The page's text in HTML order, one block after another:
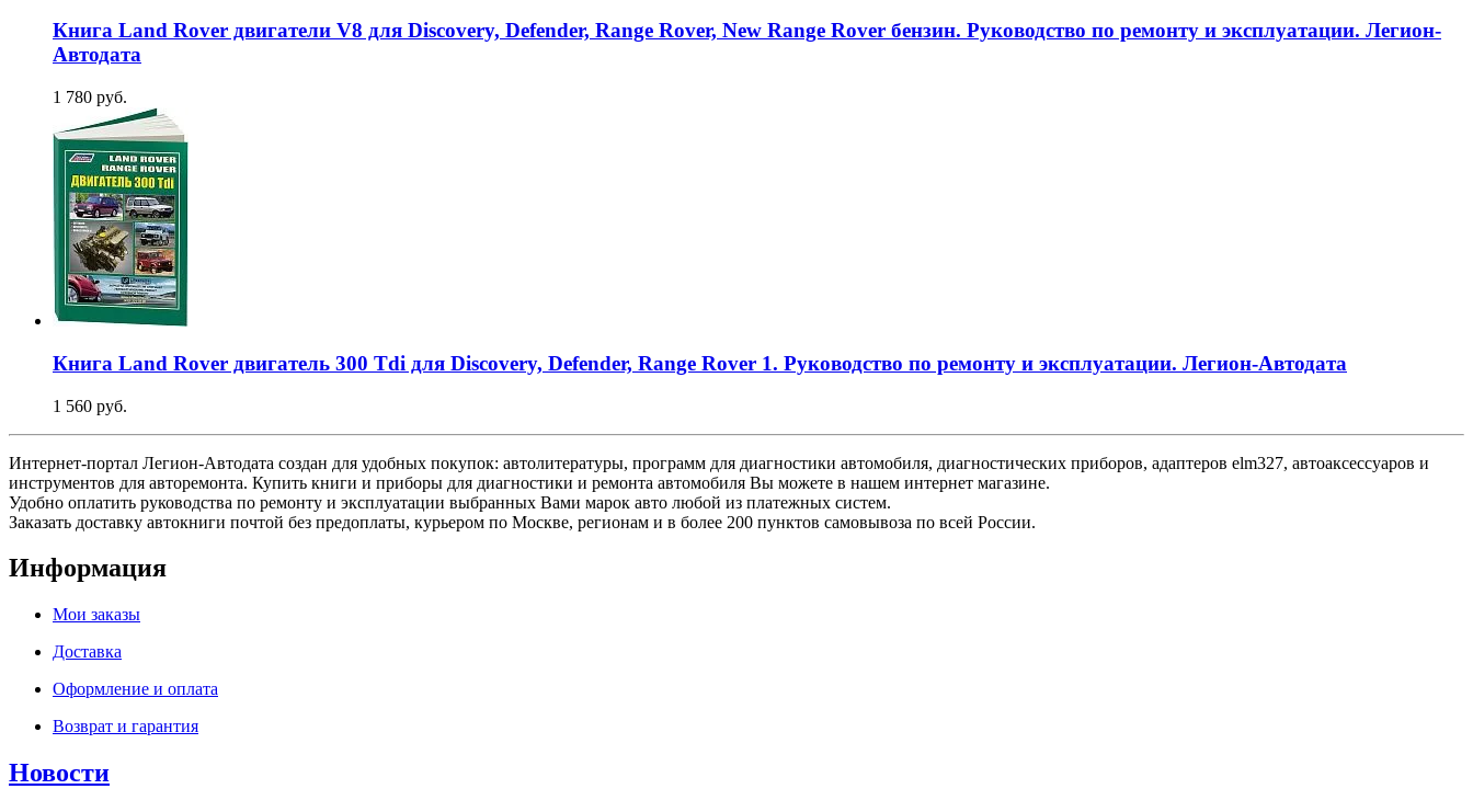
Книга Land Rover двигатели V8 для Discovery, Defender, Range Rover, New Range Rover бензин. Руководство по ремонту и эксплуатации. Легион-
Aвтодата
1 780 руб.
Книга Land Rover двигатель 300 Tdi для Discovery, Defender, Range Rover 1. Руководство по ремонту и эксплуатации. Легион-Aвтодата
1 560 руб.
Интернет-портал Легион-Автодата создан для удобных покупок: автолитературы, программ для диагностики автомобиля, диагностических приборов, адаптеров elm327, автоаксессуаров и
инструментов для авторемонта. Купить книги и приборы для диагностики и ремонта автомобиля Вы можете в нашем интернет магазине.
Удобно оплатить руководства по ремонту и эксплуатации выбранных Вами марок авто любой из платежных систем.
Заказать доставку автокниги почтой без предоплаты, курьером по Москве, регионам и в более 200 пунктов самовывоза по всей России.
Информация
Мои заказы
Доставка
Оформление и оплата
Возврат и гарантия
Новости